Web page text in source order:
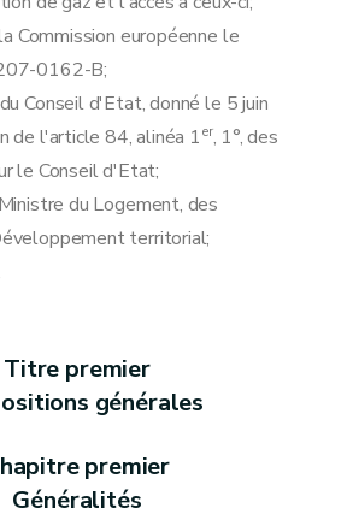
Accessibilité des installations de l'URD
Force majeure et situation d'urgence
Exigences techniques minimales pour l'établissement des infrastructures du réseau
Commission européenne le
0162-B;
Conseil d'Etat, donné le 5 juin
de l'article 84, alinéa 1er, 1°, des
le Conseil d'Etat;
du Logement, des
territorial;
Titre premier
générales
premier
Généralités